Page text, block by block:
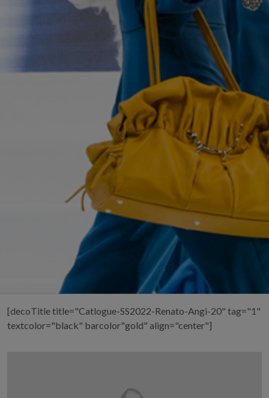
[decoTitle title="Catlogue-SS2022-Renato-Angi-20" tag="1"
textcolor="black" barcolor"gold" align="center"]